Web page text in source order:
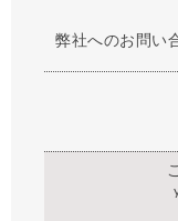
弊社へのお問い